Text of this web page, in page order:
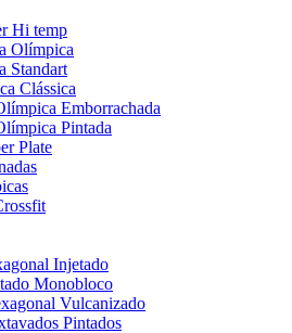
Hi temp
Olímpica
Standart
Clássica
Emborrachada
Pintada
Plate
Injetado
Monobloco
Vulcanizado
Pintados